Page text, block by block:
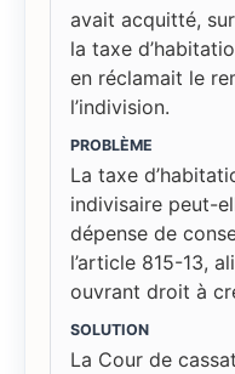
avait acquitté,
la taxe
en réclamait le
l’indivision.
PROBLÈME
La taxe
indivisaire peut-
dépense de
l’article 815-13,
ouvrant droit à
SOLUTION
La Cour de